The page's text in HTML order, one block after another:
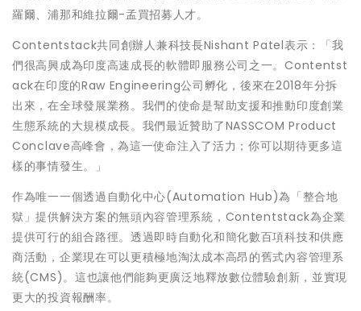
羅爾、浦那和維拉爾-孟買招募人才。
Contentstack共同創辦人兼科技長Nishant Patel表示：「我
們很高興成為印度高速成長的軟體即服務公司之一。Contentst
ack在印度的Raw Engineering公司孵化，後來在2018年分拆
出來，在全球發展業務。我們的使命是幫助支援和推動印度創業
生態系統的大規模成長。我們最近贊助了NASSCOM Product
Conclave高峰會，為這一使命注入了活力；你可以期待更多這
樣的事情發生。」
作為唯一一個透過自動化中心(Automation Hub)為「整合地
獄」提供解決方案的無頭內容管理系統，Contentstack為企業
提供可行的組合路徑。透過即時自動化和簡化數百項科技和供應
商活動，企業現在可以更積極地淘汰成本高昂的舊式內容管理系
統(CMS)。這也讓他們能夠更廣泛地釋放數位體驗創新，並實現
更大的投資報酬率。